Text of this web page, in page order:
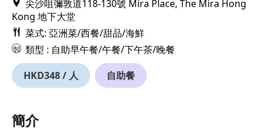
尖沙咀彌敦道118-130號 Mira Place, The Mira Hong
Kong 地下大堂
菜式: 亞洲菜/西餐/甜品/海鮮
類型 : 自助早午餐/午餐/下午茶/晚餐
HKD348 / 人
自助餐
簡介